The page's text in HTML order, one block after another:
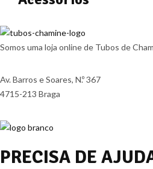
Somos uma loja online de Tubos de
Av. Barros e Soares, N.º 367
4715-213 Braga
PRECISA DE